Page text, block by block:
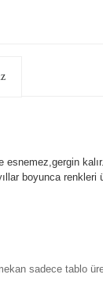
kalır.
boyunca renkleri
sadece tablo